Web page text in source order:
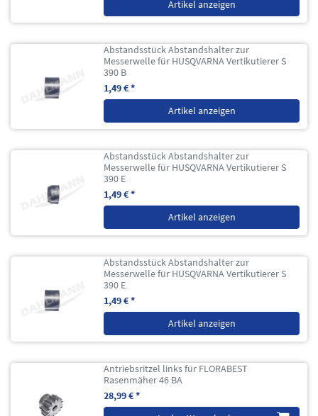
Artikel anzeigen
Abstandsstück Abstandshalter zur
Messerwelle für HUSQVARNA Vertikutierer S
390 B
1,49 € *
Artikel anzeigen
Abstandsstück Abstandshalter zur
Messerwelle für HUSQVARNA Vertikutierer S
390 E
1,49 € *
Artikel anzeigen
Abstandsstück Abstandshalter zur
Messerwelle für HUSQVARNA Vertikutierer S
390 E
1,49 € *
Artikel anzeigen
Antriebsritzel links für FLORABEST
Rasenmäher 46 BA
28,99 € *